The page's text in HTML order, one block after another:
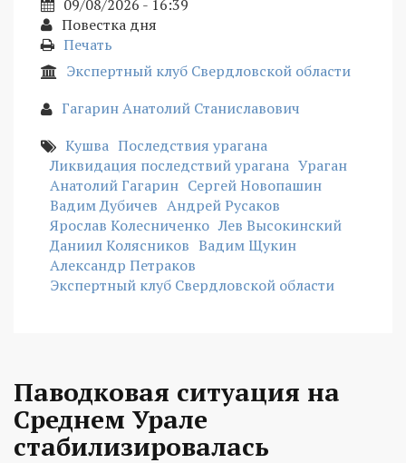
09/08/2026 - 16:39
Повестка дня
Печать
Экспертный клуб Свердловской области
Гагарин Анатолий Станиславович
Кушва Последствия урагана
Ликвидация последствий урагана Ураган
Анатолий Гагарин Сергей Новопашин
Вадим Дубичев Андрей Русаков
Ярослав Колесниченко Лев Высокинский
Даниил Колясников Вадим Щукин
Александр Петраков
Экспертный клуб Свердловской области
Паводковая ситуация на
Среднем Урале
стабилизировалась